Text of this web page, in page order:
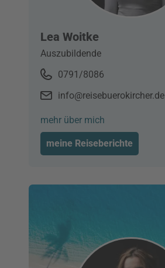
Lea Woitke
Auszubildende
0791/8086
info@reisebuerokircher.de
mehr über mich
meine Reiseberichte